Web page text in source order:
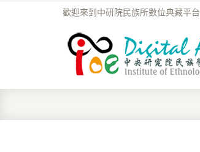
歡迎來到中研院民族所數位典藏平台